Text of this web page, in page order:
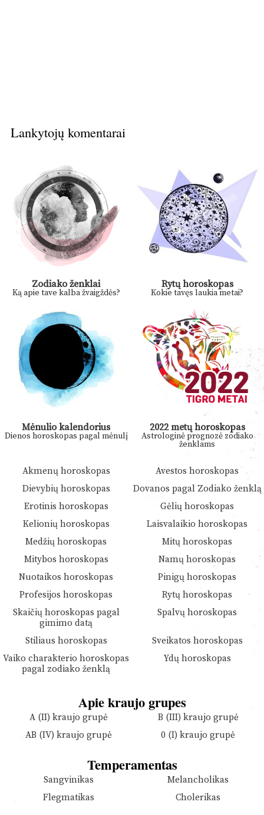
Lankytojų komentarai
Zodiako ženklai
Ką apie tave kalba žvaigždės?
Rytų horoskopas
Kokie tavęs laukia metai?
Mėnulio kalendorius
Dienos horoskopas pagal mėnulį
2022 metų horoskopas
Astrologinė prognozė zodiako
ženklams
Akmenų horoskopas
Avestos horoskopas
Dievybių horoskopas
Dovanos pagal Zodiako ženklą
Erotinis horoskopas
Gėlių horoskopas
Kelionių horoskopas
Laisvalaikio horoskopas
Medžių horoskopas
Mitų horoskopas
Mitybos horoskopas
Namų horoskopas
Nuotaikos horoskopas
Pinigų horoskopas
Profesijos horoskopas
Rytų horoskopas
Skaičių horoskopas pagal
gimimo datą
Spalvų horoskopas
Stiliaus horoskopas
Sveikatos horoskopas
Vaiko charakterio horoskopas
pagal zodiako ženklą
Ydų horoskopas
Apie kraujo grupes
A (II) kraujo grupė
B (III) kraujo grupė
AB (IV) kraujo grupė
0 (I) kraujo grupė
Temperamentas
Sangvinikas
Melancholikas
Flegmatikas
Cholerikas